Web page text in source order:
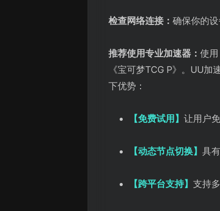
检查网络连接： 确保你的
推荐使用专业加速器： 使用
《宝可梦TCG P》。UU
下优势：
【免费试用】 让用户
【动态节点切换】 具
【跨平台支持】 支持